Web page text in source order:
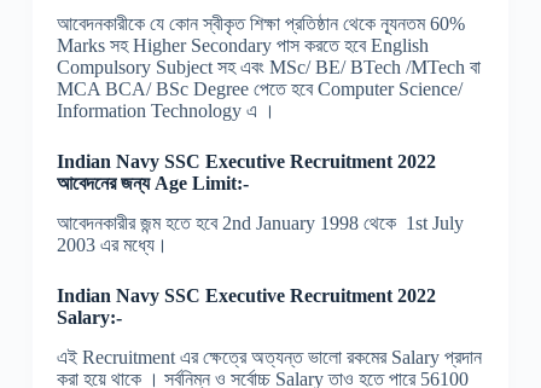
আবেদনকারীকে যে কোন স্বীকৃত শিক্ষা প্রতিষ্ঠান থেকে ন্যূনতম 60%
Marks সহ Higher Secondary পাস করতে হবে English
Compulsory Subject সহ এবং MSc/ BE/ BTech /MTech বা
MCA BCA/ BSc Degree পেতে হবে Computer Science/
Information Technology এ ।
Indian Navy SSC Executive Recruitment 2022
আবেদনের জন্য Age Limit:-
আবেদনকারীর জন্ম হতে হবে 2nd January 1998 থেকে 1st July
2003 এর মধ্যে।
Indian Navy SSC Executive Recruitment 2022
Salary:-
এই Recruitment এর ক্ষেত্রে অত্যন্ত ভালো রকমের Salary প্রদান
করা হয়ে থাকে । সর্বনিম্ন ও সর্বোচ্চ Salary তাও হতে পারে 56100